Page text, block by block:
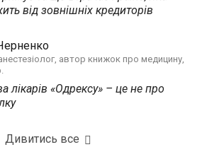
від зовнішніх кредиторів
автор книжок про медицину,
лікарів «Одрексу» – це не про
Дивитись все